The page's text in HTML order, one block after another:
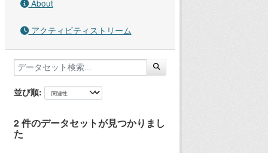
About
アクティビティストリーム
並び順
2 件のデータセットが見つかりまし
た